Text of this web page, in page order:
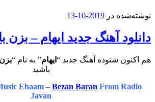
در 2019-10-13
آهنگ جدید ایهام – بزن باران
شنوده آهنگ جدید “ایهام” به نام “بزن باران”
New Music Ehaam –Bezan BaranFrom